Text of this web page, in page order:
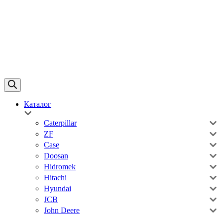
Каталог
Caterpillar
ZF
Case
Doosan
Hidromek
Hitachi
Hyundai
JCB
John Deere